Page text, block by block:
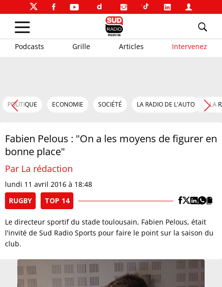
Podcasts Grille Articles Intervenez
POLITIQUE ECONOMIE SOCIÉTÉ LA RADIO DE L'AUTO LA
Fabien Pelous : "On a les moyens de figurer en
bonne place"
Par La rédaction
lundi 11 avril 2016 à 18:48
RUGBY
TOP 14
Le directeur sportif du stade toulousain, Fabien Pelous, était
l'invité de Sud Radio Sports pour faire le point sur la saison du
club.